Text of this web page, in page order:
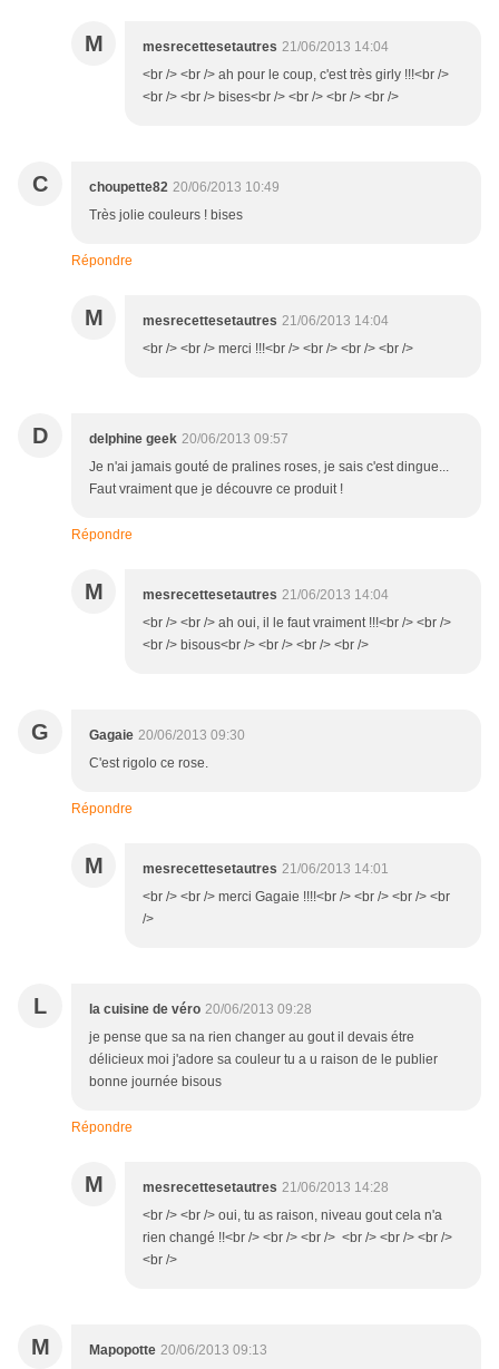
M mesrecettesetautres 21/06/2013 14:04
<br /> <br /> ah pour le coup, c'est très girly !!!<br />
<br /> <br /> bises<br /> <br /> <br /> <br />
C choupette82 20/06/2013 10:49
Très jolie couleurs ! bises
Répondre
M mesrecettesetautres 21/06/2013 14:04
<br /> <br /> merci !!!<br /> <br /> <br /> <br />
D delphine geek 20/06/2013 09:57
Je n'ai jamais gouté de pralines roses, je sais c'est dingue...
Faut vraiment que je découvre ce produit !
Répondre
M mesrecettesetautres 21/06/2013 14:04
<br /> <br /> ah oui, il le faut vraiment !!!<br /> <br />
<br /> bisous<br /> <br /> <br /> <br />
G Gagaie 20/06/2013 09:30
C'est rigolo ce rose.
Répondre
M mesrecettesetautres 21/06/2013 14:01
<br /> <br /> merci Gagaie !!!!<br /> <br /> <br /> <br
/>
L la cuisine de véro 20/06/2013 09:28
je pense que sa na rien changer au gout il devais étre
délicieux moi j'adore sa couleur tu a u raison de le publier
bonne journée bisous
Répondre
M mesrecettesetautres 21/06/2013 14:28
<br /> <br /> oui, tu as raison, niveau gout cela n'a
rien changé !!<br /> <br /> <br /> <br /> <br /> <br />
<br />
M Mapopotte 20/06/2013 09:13